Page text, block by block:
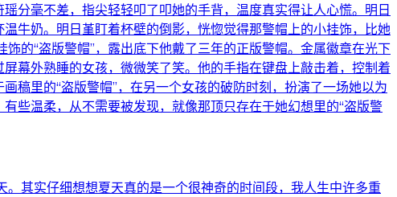
分毫不差，指尖轻轻叩了叩她的手背，温度真实得让人心慌。明日
牛奶。明日堇盯着杯壁的倒影，恍惚觉得那警帽上的小挂饰，比她
的“盗版警帽”，露出底下他戴了三年的正版警帽。金属徽章在光下
幕外熟睡的女孩，微微笑了笑。他的手指在键盘上敲击着，控制着
稿里的“盗版警帽”，在另一个女孩的破防时刻，扮演了一场她以为
些温柔，从不需要被发现，就像那顶只存在于她幻想里的“盗版警
其实仔细想想夏天真的是一个很神奇的时间段，我人生中许多重